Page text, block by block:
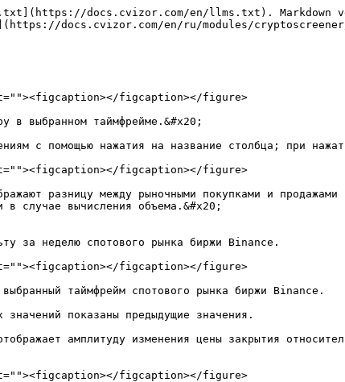
docs.cvizor.com/en/llms.txt). Markdown
docs.cvizor.com/en/ru/modules/
figcaption></figure>
в выбранном таймфрейме.&#x20;
с помощью нажатия на название столбца; при
figcaption></figure>
разницу между рыночными покупками и
случае вычисления объема.&#x20;
за неделю спотового рынка биржи Binance.
figcaption></figure>
таймфрейм спотового рынка биржи Binance.
показаны предыдущие значения.
амплитуду изменения цены закрытия
figcaption></figure>